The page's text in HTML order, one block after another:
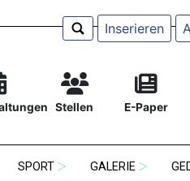
Inserieren
Stellen E-Paper
SPORT GALERIE